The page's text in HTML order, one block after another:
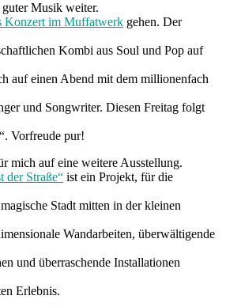
guter Musik weiter.
Konzert im Muffatwerk gehen. Der
Kombi aus Soul und Pop auf
auf einen Abend mit dem millionenfach
und Songwriter. Diesen Freitag folgt
Vorfreude pur!
mich auf eine weitere Ausstellung.
der Straße“ ist ein Projekt, für die
Stadt mitten in der kleinen
Wandarbeiten, überwältigende
und überraschende Installationen
Erlebnis.